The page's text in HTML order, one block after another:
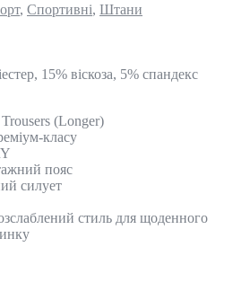
, Спортивні, Штани
15% віскоза, 5% спандекс
(Longer)
класу
пояс
силует
стиль для щоденного